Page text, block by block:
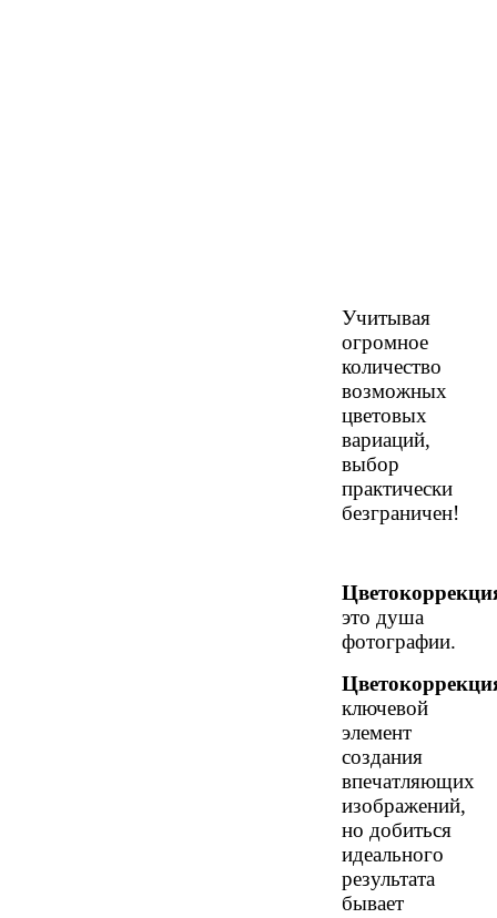
Учитывая
огромное
количество
возможных
цветовых
вариаций,
выбор
практически
безграничен!
это душа
фотографии.
ключевой
элемент
создания
впечатляющих
изображений,
но добиться
идеального
результата
бывает